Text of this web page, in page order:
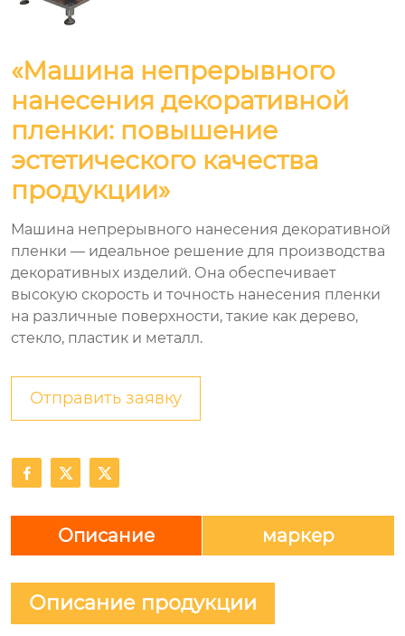
«Машина непрерывного
нанесения декоративной
пленки: повышение
эстетического качества
продукции»
Машина непрерывного нанесения декоративной
пленки — идеальное решение для производства
декоративных изделий. Она обеспечивает
высокую скорость и точность нанесения пленки
на различные поверхности, такие как дерево,
стекло, пластик и металл.
Отправить заявку
  
Описание маркер
Описание продукции